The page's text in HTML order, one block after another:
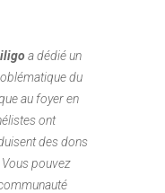
iligoa dédié un
du
au foyer en
ont
des dons
pouvez